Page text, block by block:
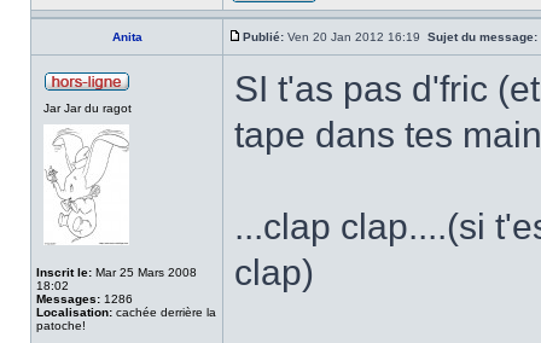
Anita Publié: Ven 20 Jan 2012 16:19 Sujet du message:
Jar Jar du ragot
Inscrit le: Mar 25 Mars 2008
18:02
Messages: 1286
Localisation: cachée derrière la
patoche!
SI t'as pas d'fric
tape dans tes
...clap clap....(si
clap)